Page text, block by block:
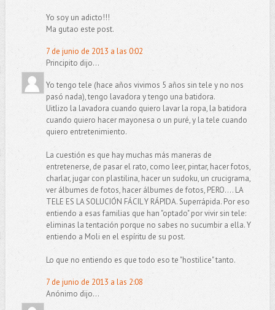
Yo soy un adicto!!!
Ma gutao este post.
7 de junio de 2013 a las 0:02
Principito dijo...
Yo tengo tele (hace años vivimos 5 años sin tele y no nos
pasó nada), tengo lavadora y tengo una batidora.
Uitlizo la lavadora cuando quiero lavar la ropa, la batidora
cuando quiero hacer mayonesa o un puré, y la tele cuando
quiero entretenimiento.
La cuestión es que hay muchas más maneras de
entretenerse, de pasar el rato, como leer, pintar, hacer fotos,
charlar, jugar con plastilina, hacer un sudoku, un crucigrama,
ver álbumes de fotos, hacer álbumes de fotos, PERO.... LA
TELE ES LA SOLUCIÓN FÁCIL Y RÁPIDA. Superrápida. Por eso
entiendo a esas familias que han "optado" por vivir sin tele:
eliminas la tentación porque no sabes no sucumbir a ella. Y
entiendo a Moli en el espíritu de su post.
Lo que no entiendo es que todo eso te "hostilice" tanto.
7 de junio de 2013 a las 2:08
Anónimo dijo...